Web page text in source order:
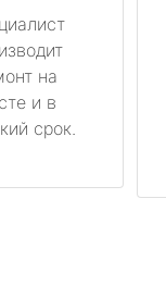
на
и в
срок.